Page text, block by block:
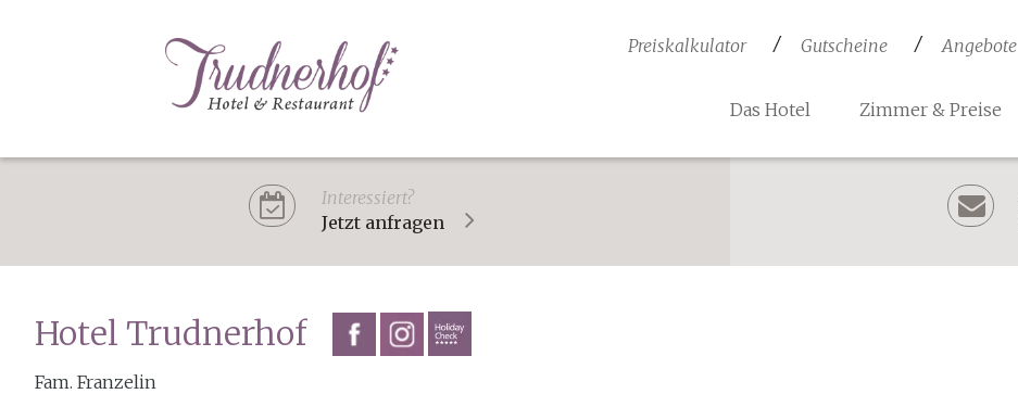
Preiskalkulator Gutscheine Angebote
Das Hotel Zimmer & Preise
Interessiert?
Jetzt anfragen
Hotel Trudnerhof
Fam. Franzelin